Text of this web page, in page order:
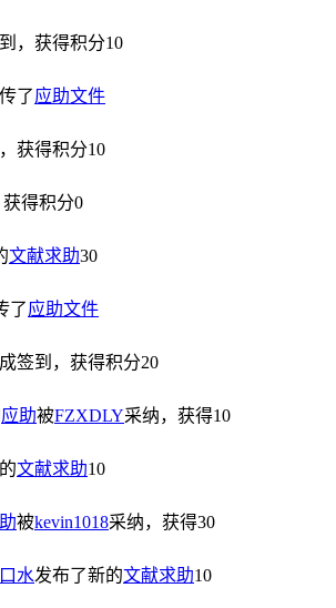
，获得积分10
传了应助文件
获得积分10
得积分0
文献求助30
了应助文件
签到，获得积分20
应助被FZXDLY采纳，获得10
文献求助10
被kevin1018采纳，获得30
水发布了新的文献求助10